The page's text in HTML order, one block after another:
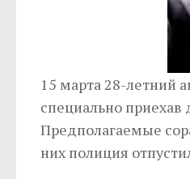
15 марта 28-летний
специально приехав
Предполагаемые
них полиция